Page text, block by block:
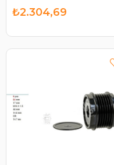
₺2.304,69